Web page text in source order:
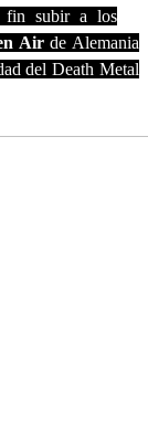
fin subir a los
Airde Alemania
del Death Metal